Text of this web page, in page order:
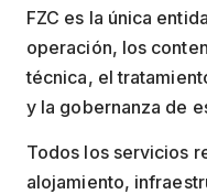
FZC es la única
operación, los
técnica, el
y la gobernanza de
Todos los servicios
alojamiento,